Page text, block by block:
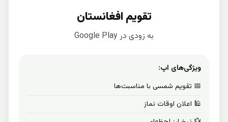
تقویم افغانستان
به زودی در Google Play
ویژگی‌های اپ:
📅 تقویم شمسی با مناسبت‌ها
🕌 اعلان اوقات نماز